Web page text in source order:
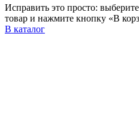
Исправить это просто:
товар и нажмите кнопку «В
В каталог